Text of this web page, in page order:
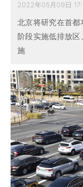
2022年05月09日
北京将研究在首
阶段实施低排放
施